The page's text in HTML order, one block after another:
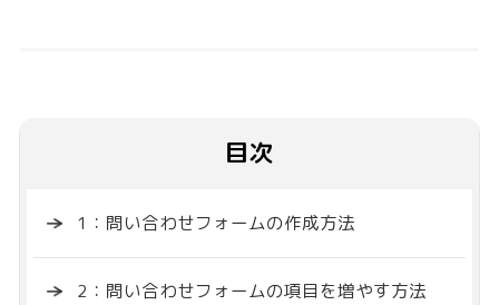
目次
1：問い合わせフォームの作成方法
2：問い合わせフォームの項目を増やす方法